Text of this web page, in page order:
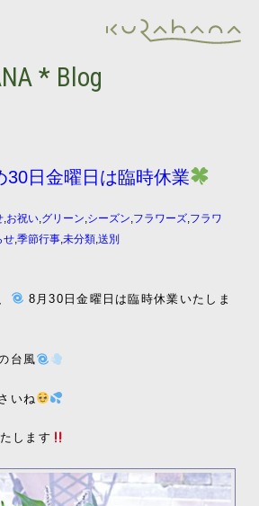
* Blog
30日金曜日は臨時休業
,お祝い,グリーン,シーズン,フラワーズ,フラワ
せ,季節行事,未分類,送別
8月30日金曜日は臨時休業いたしま
台風
いね
します